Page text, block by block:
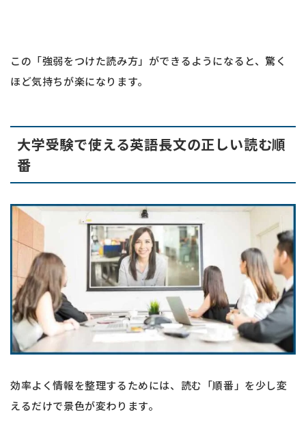
この「強弱をつけた読み方」ができるようになると、驚く
ほど気持ちが楽になります。
大学受験で使える英語長文の正しい読む順
番
効率よく情報を整理するためには、読む「順番」を少し変
えるだけで景色が変わります。